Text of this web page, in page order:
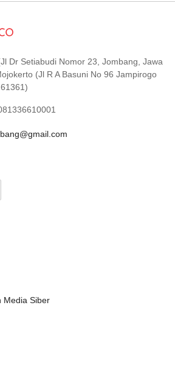
Dr Setiabudi Nomor 23, Jombang, Jawa
(Jl R A Basuni No 96 Jampirogo
Media Siber